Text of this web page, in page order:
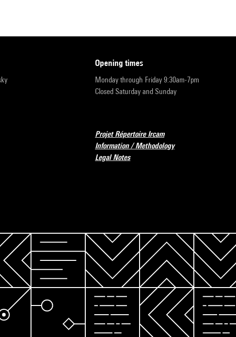
opening times
Monday through Friday 9:30am-7pm
Closed Saturday and Sunday
Projet Répertoire Ircam
Information / Methodology
Legal Notes